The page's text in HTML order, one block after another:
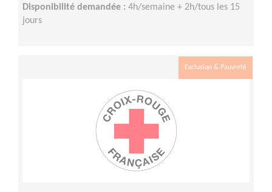
Disponibilité demandée : 4h/semaine + 2h/tous les 15
jours
Exclusion & Pauvreté